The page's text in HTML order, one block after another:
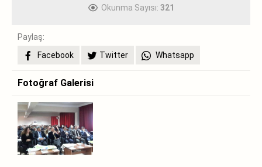
Okunma Sayısı: 321
Paylaş:
Facebook
Twitter Whatsapp
Fotoğraf Galerisi